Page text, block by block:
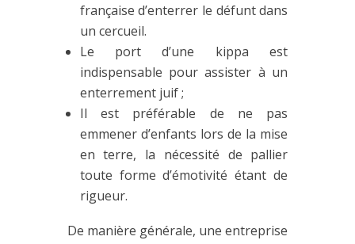
française d’enterrer le défunt dans
un cercueil.
Le port d’une kippa est
indispensable pour assister à un
enterrement juif ;
Il est préférable de ne pas
emmener d’enfants lors de la mise
en terre, la nécessité de pallier
toute forme d’émotivité étant de
rigueur.
De manière générale, une entreprise